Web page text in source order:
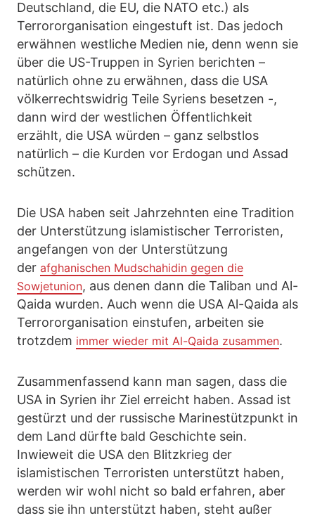
Deutschland, die EU, die NATO etc.) als
Terrororganisation eingestuft ist. Das jedoch
erwähnen westliche Medien nie, denn wenn sie
über die US-Truppen in Syrien berichten –
natürlich ohne zu erwähnen, dass die USA
völkerrechtswidrig Teile Syriens besetzen -,
dann wird der westlichen Öffentlichkeit
erzählt, die USA würden – ganz selbstlos
natürlich – die Kurden vor Erdogan und Assad
schützen.
Die USA haben seit Jahrzehnten eine Tradition
der Unterstützung islamistischer Terroristen,
angefangen von der Unterstützung
der afghanischen Mudschahidin gegen die
Sowjetunion, aus denen dann die Taliban und Al-
Qaida wurden. Auch wenn die USA Al-Qaida als
Terrororganisation einstufen, arbeiten sie
trotzdem immer wieder mit Al-Qaida zusammen.
Zusammenfassend kann man sagen, dass die
USA in Syrien ihr Ziel erreicht haben. Assad ist
gestürzt und der russische Marinestützpunkt in
dem Land dürfte bald Geschichte sein.
Inwieweit die USA den Blitzkrieg der
islamistischen Terroristen unterstützt haben,
werden wir wohl nicht so bald erfahren, aber
dass sie ihn unterstützt haben, steht außer